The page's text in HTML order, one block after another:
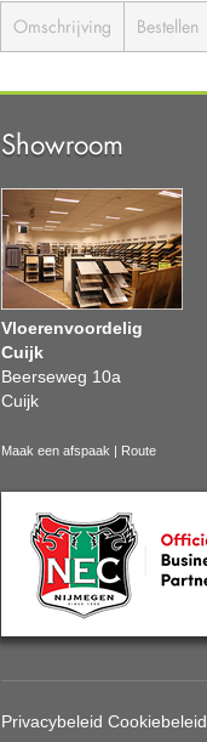
Omschrijving Bestellen
Showroom
Vloerenvoordelig
Cuijk
Beerseweg 10a
Cuijk
Maak een afspaak | Route
Privacybeleid Cookiebeleid